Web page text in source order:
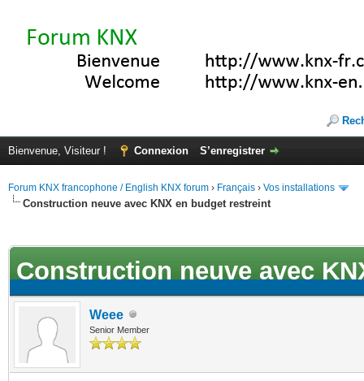
Bienvenue, Visiteur ! Connexion S’enregistrer
Forum KNX francophone / English KNX forum › Français › Vos installations
Construction neuve avec KNX en budget restreint
Construction neuve avec
Weee
Senior Member